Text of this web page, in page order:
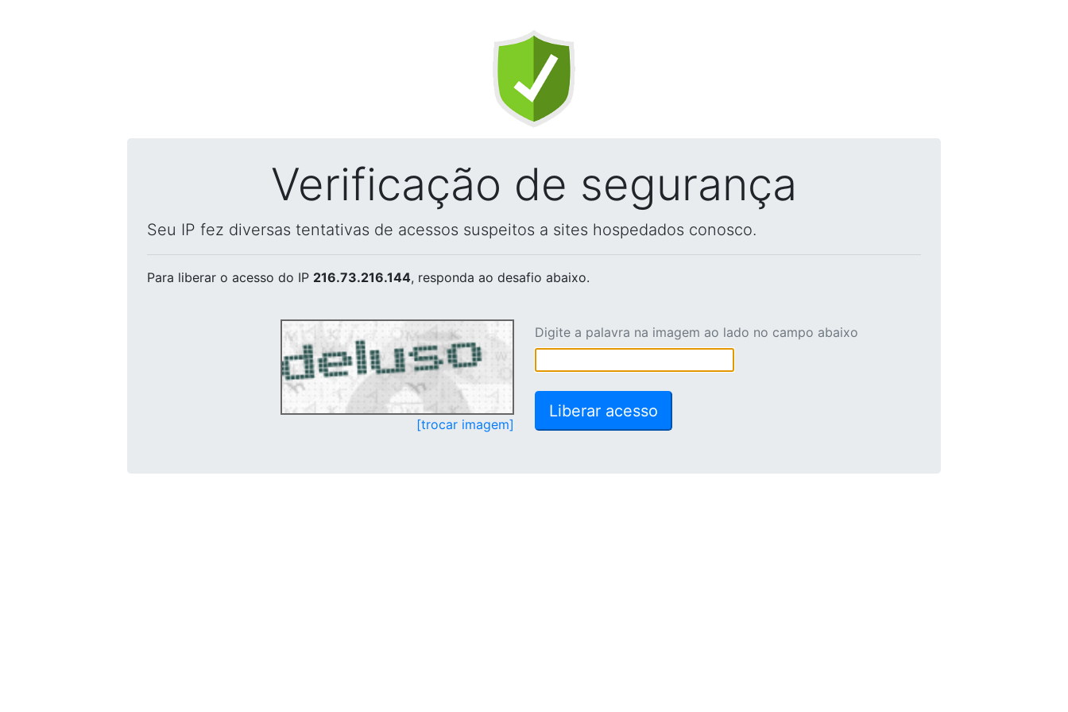
Verificação de segurança
Seu IP fez diversas tentativas de acessos suspeitos a sites hospedados conosco.
Para liberar o acesso do IP 216.73.216.144, responda ao desafio abaixo.
[trocar imagem]
Digite a palavra na imagem ao lado no campo abaixo